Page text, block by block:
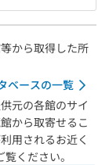
から取得した所
ベースの一覧
元の各館のサイ
から取寄せるこ
用されるお近く
覧ください。